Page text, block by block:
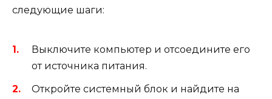
следующие шаги:
Выключите компьютер и отсоедините его
от источника питания.
Откройте системный блок и найдите на